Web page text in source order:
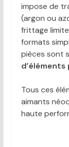
impose de
(argon ou
frittage
formats
pièces sont
Tous ces
aimants
haute